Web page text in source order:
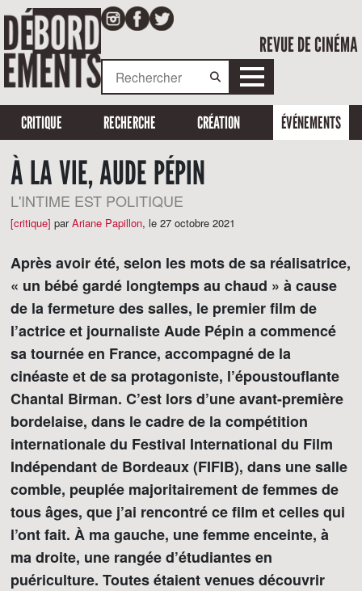
REVUE DE CINÉMA
CRITIQUE RECHERCHE CRÉATION ÉVÉNEMENTS
À LA VIE, AUDE PÉPIN
L'INTIME EST POLITIQUE
[critique] parAriane Papillon, le 27 octobre 2021
Après avoir été, selon les mots de sa réalisatrice,
« un bébé gardé longtemps au chaud » à cause
de la fermeture des salles, le premier film de
l’actrice et journaliste Aude Pépin a commencé
sa tournée en France, accompagné de la
cinéaste et de sa protagoniste, l’époustouflante
Chantal Birman. C’est lors d’une avant-première
bordelaise, dans le cadre de la compétition
internationale du Festival International du Film
Indépendant de Bordeaux (FIFIB), dans une salle
comble, peuplée majoritairement de femmes de
tous âges, que j’ai rencontré ce film et celles qui
l’ont fait. À ma gauche, une femme enceinte, à
ma droite, une rangée d’étudiantes en
puériculture. Toutes étaient venues découvrir